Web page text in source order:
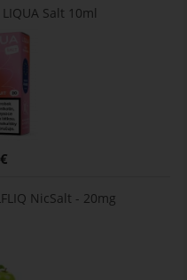
LIQUA Salt 10ml
NicSalt - 20mg